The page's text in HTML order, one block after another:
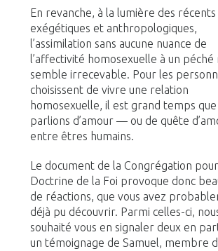
En revanche, à la lumière des
exégétiques et anthropologiques,
l’assimilation sans aucune nuance de
l’affectivité homosexuelle à un péché
semble irrecevable. Pour les
choisissent de vivre une relation
homosexuelle, il est grand temps que
parlions d’amour — ou de quête
entre êtres humains.
Le document de la Congrégation
Doctrine de la Foi provoque donc
de réactions, que vous avez
déjà pu découvrir. Parmi celles-ci,
souhaité vous en signaler deux en
un témoignage de Samuel, membre